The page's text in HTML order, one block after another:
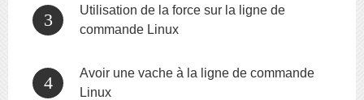
Utilisation de la force sur la ligne de
commande Linux
Avoir une vache à la ligne de commande
Linux